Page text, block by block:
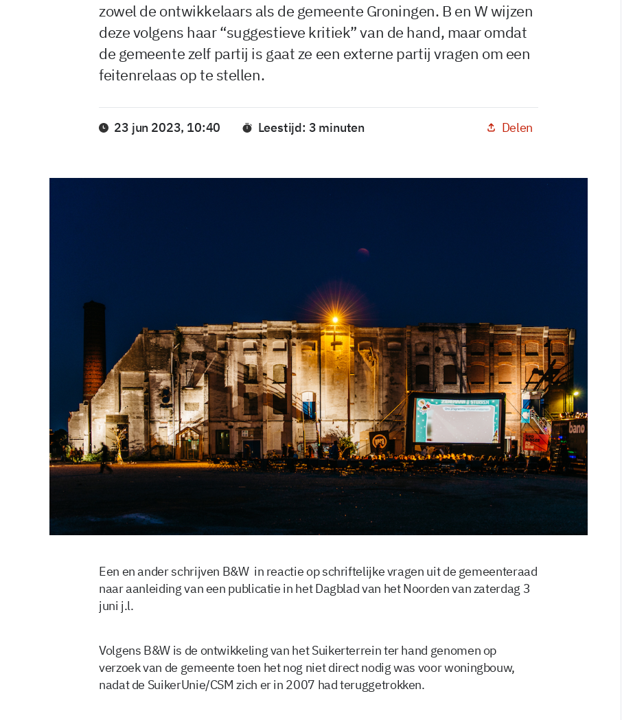
zowel de ontwikkelaars als de gemeente Groningen. B en W wijzen
deze volgens haar “suggestieve kritiek” van de hand, maar omdat
de gemeente zelf partij is gaat ze een externe partij vragen om een
feitenrelaas op te stellen.
23 jun 2023, 10:40 Leestijd: 3 minuten Delen
Een en ander schrijven B&W in reactie op schriftelijke vragen uit de gemeenteraad
naar aanleiding van een publicatie in het Dagblad van het Noorden van zaterdag 3
juni j.l.
Volgens B&W is de ontwikkeling van het Suikerterrein ter hand genomen op
verzoek van de gemeente toen het nog niet direct nodig was voor woningbouw,
nadat de SuikerUnie/CSM zich er in 2007 had teruggetrokken.